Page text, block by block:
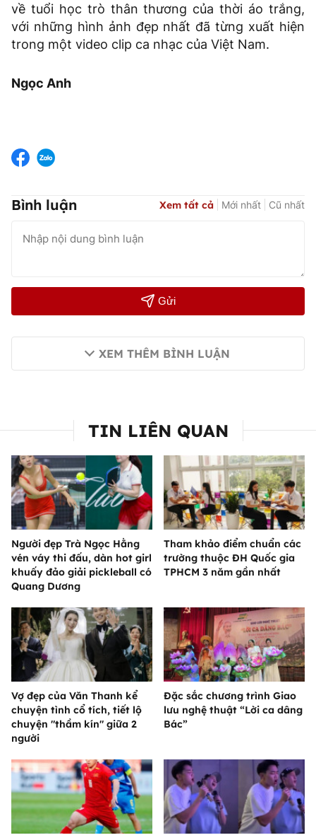
về tuổi học trò thân thương của thời áo trắng,
với những hình ảnh đẹp nhất đã từng xuất hiện
trong một video clip ca nhạc của Việt Nam.
Ngọc Anh
Bình luận Xem tất cả Mới nhất Cũ nhất
Gửi
XEM THÊM BÌNH LUẬN
TIN LIÊN QUAN
Người đẹp Trà Ngọc Hằng
vén váy thi đấu, dàn hot girl
khuấy đảo giải pickleball có
Quang Dương
Tham khảo điểm chuẩn các
trường thuộc ĐH Quốc gia
TPHCM 3 năm gần nhất
Vợ đẹp của Văn Thanh kể
chuyện tình cổ tích, tiết lộ
chuyện "thầm kín" giữa 2
người
Đặc sắc chương trình Giao
lưu nghệ thuật “Lời ca dâng
Bác”